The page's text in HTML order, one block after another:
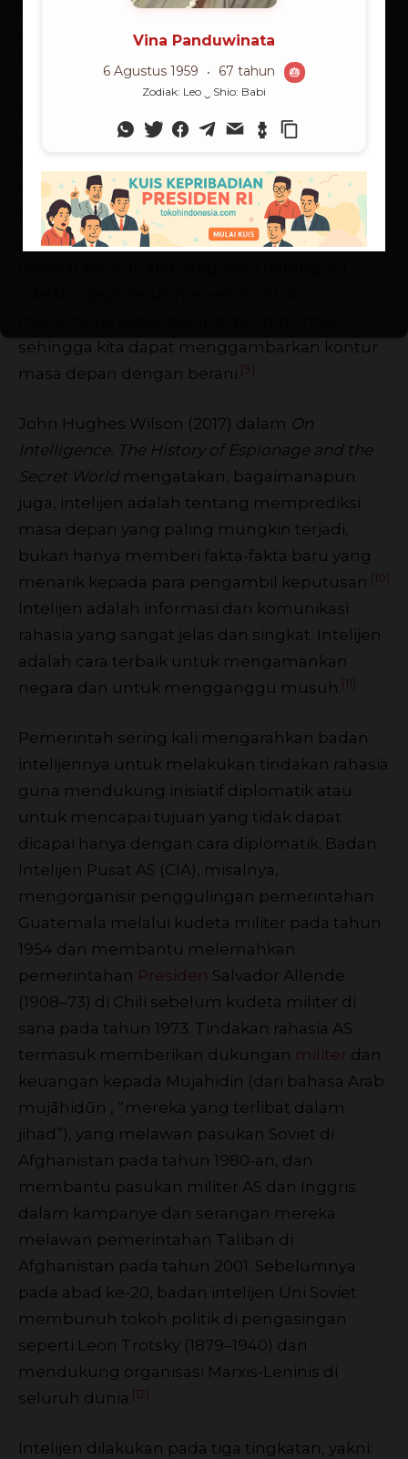
pentingnya informasi tersebut telah
ditetapkan dan dinilai sebagaimana mestinya.
adalah upaya terorganisir untuk
demi sedikit, dan menyatukannya hingga
membentuk pola yang lebih besar dan jelas
yang pada gilirannya memungkinkan kita
sehingga kita dapat menggambarkan kontur
masa depan dengan berani. [9]
John Hughes Wilson (2017) dalam On
Intelligence. The History of Espionage and the
Secret World mengatakan, bagaimanapun
juga, intelijen adalah tentang memprediksi
masa depan yang paling mungkin terjadi,
bukan hanya memberi fakta-fakta baru yang
menarik kepada para pengambil keputusan. [10]
Intelijen adalah informasi dan komunikasi
rahasia yang sangat jelas dan singkat. Intelijen
adalah cara terbaik untuk mengamankan
negara dan untuk mengganggu musuh. [11]
Pemerintah sering kali mengarahkan badan
intelijennya untuk melakukan tindakan rahasia
guna mendukung inisiatif diplomatik atau
untuk mencapai tujuan yang tidak dapat
dicapai hanya dengan cara diplomatik. Badan
Intelijen Pusat AS (CIA), misalnya,
mengorganisir penggulingan pemerintahan
Guatemala melalui kudeta militer pada tahun
1954 dan membantu melemahkan
pemerintahan Presiden Salvador Allende
(1908–73) di Chili sebelum kudeta militer di
sana pada tahun 1973. Tindakan rahasia AS
termasuk memberikan dukungan militer dan
keuangan kepada Mujahidin (dari bahasa Arab
mujāhidūn , “mereka yang terlibat dalam
jihad”), yang melawan pasukan Soviet di
Afghanistan pada tahun 1980-an, dan
membantu pasukan militer AS dan Inggris
dalam kampanye dan serangan mereka
melawan pemerintahan Taliban di
Afghanistan pada tahun 2001. Sebelumnya
pada abad ke-20, badan intelijen Uni Soviet
membunuh tokoh politik di pengasingan
seperti Leon Trotsky (1879–1940) dan
mendukung organisasi Marxis-Leninis di
seluruh dunia. [12]
Intelijen dilakukan pada tiga tingkatan, yakni: